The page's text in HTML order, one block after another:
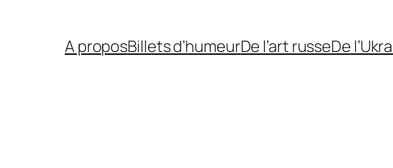
A proposBillets d’humeurDe l’art russeDe